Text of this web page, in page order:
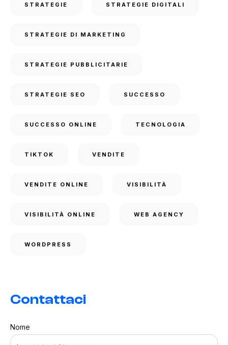
STRATEGIE STRATEGIE DIGITALI
STRATEGIE DI MARKETING
STRATEGIE PUBBLICITARIE
STRATEGIE SEO SUCCESSO
SUCCESSO ONLINE TECNOLOGIA
TIKTOK VENDITE
VENDITE ONLINE VISIBILITÀ
VISIBILITÀ ONLINE WEB AGENCY
WORDPRESS
Contattaci
Nome